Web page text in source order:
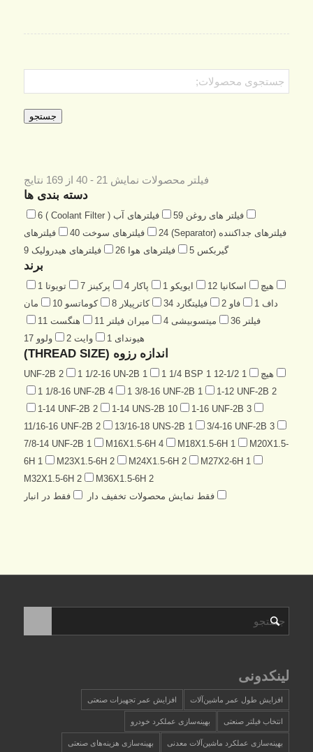
جستجو
فیلتر محصولات نمایش 21 - 40 از 169 نتایج
دسته بندی ها
فیلتر های روغن59 فیلترهای آب ( Coolant Filter )
6
فیلترهای جداکننده (Separator)
24 فیلترهای سوخت40
فیلترهای
گیربکس5 فیلترهای هوا26 فیلترهای هیدرولیک9
برند
هیچ اسکانیا12 ایویکو1 پاکار4 پرکینز7 تویوتا1
داف1 فاو2 فیلیتگارد34 کاترپیلار8 کوماتسو10
مان
فیلتر36 میتسوبیشی4 میران فیلتر11 هنگست11
هیوندای1 وایت2 ولوو17
اندازه رزوه (THREAD SIZE)
هیچ 1 1/2-12 UNF-2B
2 1 1/2-16 UN-2B 1 1 1/4 BSP 1
1 1/8-16 UNF-2B 4 1 3/8-16 UNF-2B 1 1-12 UNF-2B 2
1-14 UNF-2B 2 1-14 UNS-2B 10 1-16 UNF-2B 3
11/16-16 UNF-2B 2 13/16-18 UNS-2B 1 3/4-16 UNF-2B 3
7/8-14 UNF-2B 1 M16X1.5-6H 4 M18X1.5-6H 1
M20X1.5-
6H 1 M23X1.5-6H 2 M24X1.5-6H 2 M27X2-6H 1
M32X1.5-6H 2 M36X1.5-6H 2
فقط نمایش محصولات تخفیف دار
فقط در انبار
لینکدونی
افزایش طول عمر ماشین‌آلات افزایش عمر تجهیزات صنعتی
انتخاب فیلتر صنعتی بهینه‌سازی عملکرد خودرو
بهینه‌سازی عملکرد ماشین‌آلات معدنی بهینه‌سازی هزینه‌های صنعتی